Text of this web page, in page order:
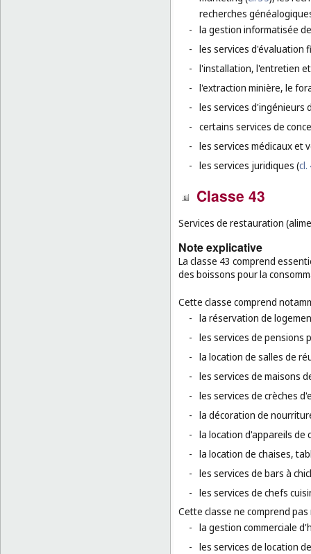
recherches
- la gestion informatisée
- les services d'évaluation
- l'installation, l'entretien
- l'extraction minière, le
- les services d'ingénieurs
- certains services de
- les services médicaux et
- les services juridiques (cl.
Classe 43
Services de restauration
Note explicative
La classe 43 comprend
des boissons pour la
Cette classe comprend
- la réservation de
- les services de pensions
- la location de salles de
- les services de maisons
- les services de crèches
- la décoration de
- la location d'appareils de
- la location de chaises,
- les services de bars à
- les services de chefs
Cette classe ne comprend
- la gestion commerciale
- les services de location